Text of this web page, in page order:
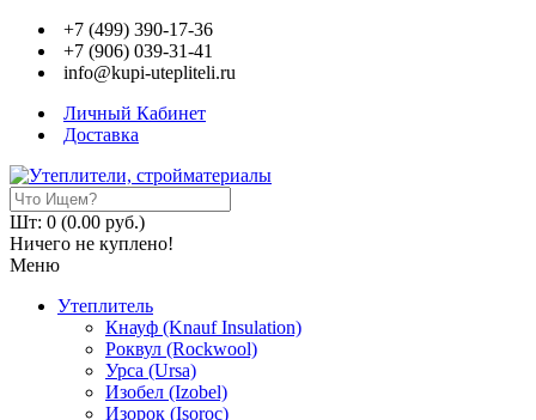
+7 (499) 390-17-36
+7 (906) 039-31-41
info@kupi-utepliteli.ru
Личный Кабинет
Доставка
Шт: 0 (0.00 руб.)
Ничего не куплено!
Меню
Утеплитель
Кнауф (Knauf Insulation)
Роквул (Rockwool)
Урса (Ursa)
Изобел (Izobel)
Изорок (Isoroc)